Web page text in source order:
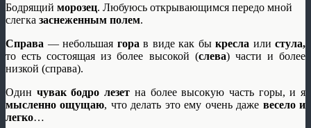
Бодрящий морозец. Любуюсь открывающимся передо мной
слегка заснеженным полем.
Справа — небольшая гора в виде как бы кресла или стула,
то есть состоящая из более высокой (слева) части и более
низкой (справа).
Один чувак бодро лезет на более высокую часть горы, и я
мысленно ощущаю, что делать это ему очень даже весело и
легко…